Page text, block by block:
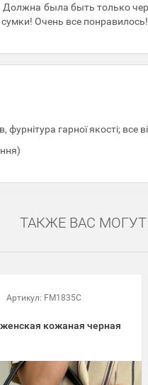
была быть только
Очень все
гарної якості; все
ТАКЖЕ ВАС
Артикул: FM1835C
кожаная черная